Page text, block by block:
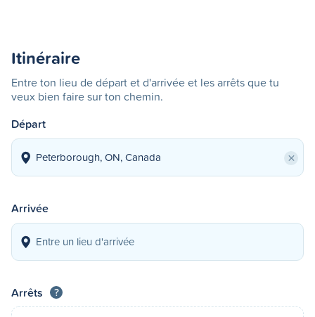
Itinéraire
Entre ton lieu de départ et d'arrivée et les arrêts que tu
veux bien faire sur ton chemin.
Départ
×
Arrivée
Arrêts ?